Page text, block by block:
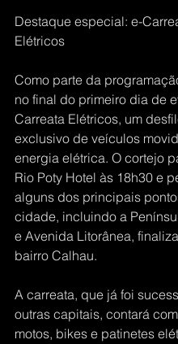
Destaque especial: e-
Elétricos
Como parte da
no final do primeiro dia de
Carreata Elétricos, um
exclusivo de veículos
energia elétrica. O cortejo
Rio Poty Hotel às 18h30 e
alguns dos principais
cidade, incluindo a
e Avenida Litorânea,
bairro Calhau.
A carreata, que já foi
outras capitais, contará
motos, bikes e patinetes